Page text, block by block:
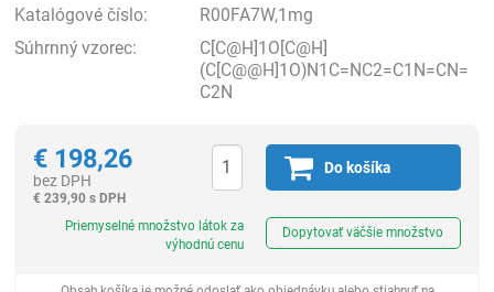
Katalógové číslo:
R00FA7W,1mg
Súhrnný vzorec:
C[C@H]1O[C@H]
(C[C@@H]1O)N1C=NC2=C1N=CN=
C2N
€ 198,26
bez DPH
€ 239,90 s DPH
Do košíka
Priemyselné množstvo látok za
výhodnú cenu
Dopytovať väčšie množstvo